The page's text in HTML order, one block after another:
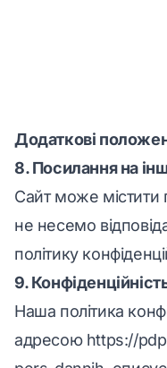
Додаткові
8. Посилання на
Сайт може містити
не несемо
політику
9.
Наша політика
адресою https://